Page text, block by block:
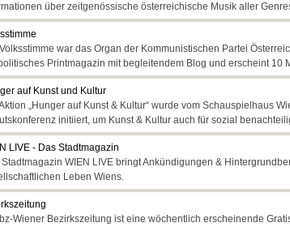
über zeitgenössische österreichische Musik aller
war das Organ der Kommunistischen Partei
Printmagazin mit begleitendem Blog und erscheint 10
auf Kunst und Kultur
„Hunger auf Kunst & Kultur“ wurde vom Schauspielhaus
initiiert, um Kunst & Kultur auch für sozial
LIVE - Das Stadtmagazin
Stadtmagazin WIEN LIVE bringt Ankündigungen &
Leben Wiens.
Wiener Bezirkszeitung ist eine wöchentlich erscheinende